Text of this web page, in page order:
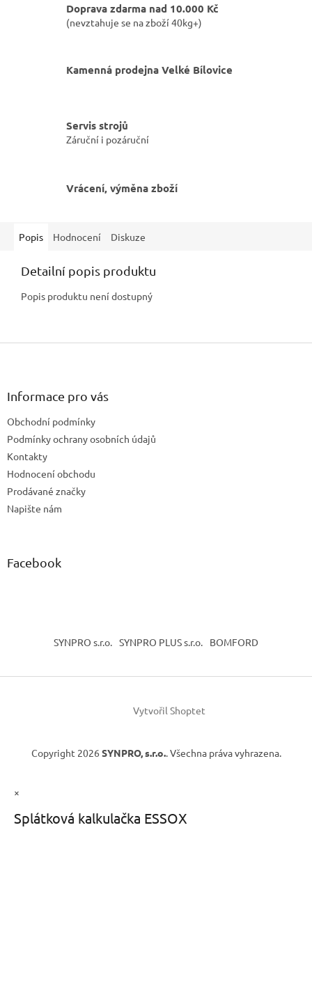
Doprava zdarma nad 10.000 Kč
(nevztahuje se na zboží 40kg+)
Kamenná prodejna Velké Bílovice
Servis strojů
Záruční i pozáruční
Vrácení, výměna zboží
Popis Hodnocení Diskuze
Detailní popis produktu
Popis produktu není dostupný
Z
Informace pro vás
Obchodní podmínky
Podmínky ochrany osobních údajů
Kontakty
Hodnocení obchodu
Prodávané značky
Napište nám
Facebook
SYNPRO s.r.o. SYNPRO PLUS s.r.o. BOMFORD
Vytvořil Shoptet
Copyright 2026 SYNPRO, s.r.o.. Všechna práva vyhrazena.
×
Splátková kalkulačka ESSOX